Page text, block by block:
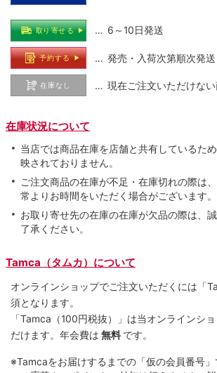
取り寄せる … 6～10日発送
予約する … 発売・入荷次第順次発送
在庫なし … 現在ご注文いただけない
在庫状況について
当店では商品在庫を店舗と共有しているた
映されておりません。
ご注文商品の在庫が不足・在庫切れの際は
常よりお時間をいただく場合がございます。
お取り寄せ先の在庫の在庫が欠品の際は、
了承ください。
Tamca（タムカ）について
オンラインショップでご注⽂いただくには「
須となります。
「Tamca （100円税抜）
」は当オンラインシ
だけます。 年会費は 無料 です。
※Tamcaをお届けするまでの「仮の会員番号